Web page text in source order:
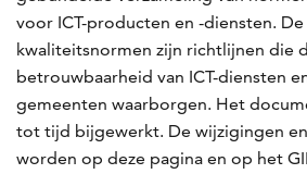
voor ICT-producten en -diensten.
kwaliteitsnormen zijn richtlijnen die
betrouwbaarheid van ICT-diensten
gemeenten waarborgen. Het
tot tijd bijgewerkt. De wijzigingen
worden op deze pagina en op het